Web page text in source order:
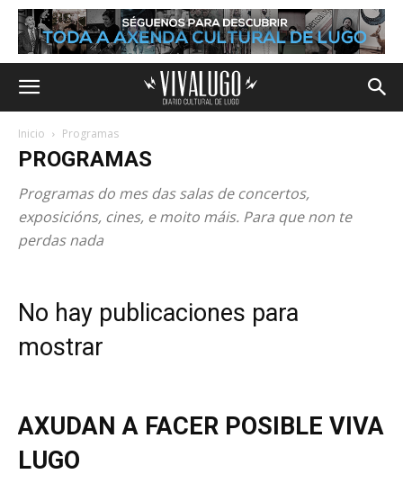
Inicio Programas
PROGRAMAS
Programas do mes das salas de concertos,
exposicións, cines, e moito máis. Para que non te
perdas nada
No hay publicaciones para
mostrar
AXUDAN A FACER POSIBLE VIVA
LUGO